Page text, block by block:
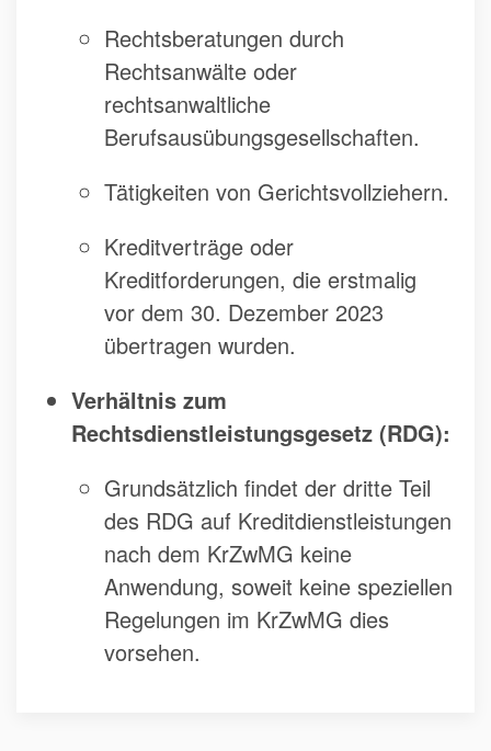
Rechtsberatungen durch
Rechtsanwälte oder
rechtsanwaltliche
Berufsausübungsgesellschaften.
Tätigkeiten von Gerichtsvollziehern.
Kreditverträge oder
Kreditforderungen, die erstmalig
vor dem 30. Dezember 2023
übertragen wurden.
Verhältnis zum
Rechtsdienstleistungsgesetz (RDG):
Grundsätzlich findet der dritte Teil
des RDG auf Kreditdienstleistungen
nach dem KrZwMG keine
Anwendung, soweit keine speziellen
Regelungen im KrZwMG dies
vorsehen.